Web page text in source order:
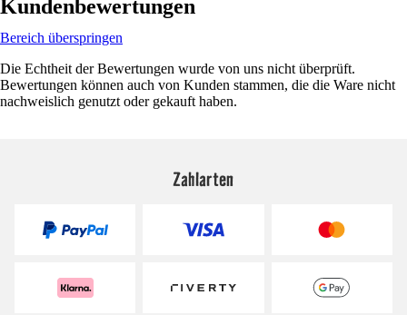
Kundenbewertungen
Bereich überspringen
Die Echtheit der Bewertungen wurde von uns nicht überprüft.
Bewertungen können auch von Kunden stammen, die die Ware nicht
nachweislich genutzt oder gekauft haben.
Zahlarten